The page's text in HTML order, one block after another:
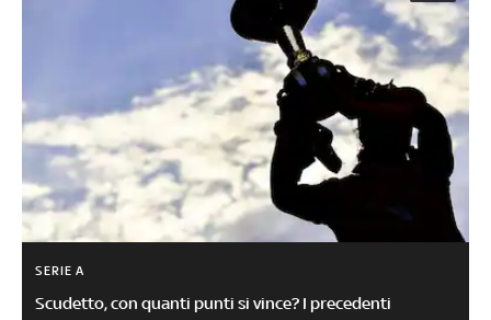
SERIE A
Scudetto, con quanti punti si vince? I precedenti